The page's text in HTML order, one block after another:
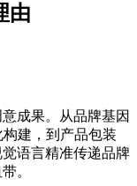
由
成果。从品牌基因
建，到产品包装
语言精准传递品牌
。